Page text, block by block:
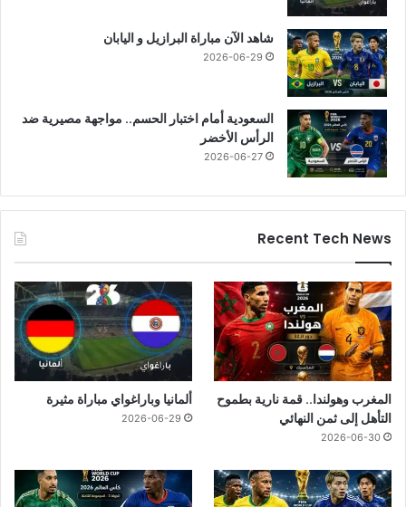
شاهد الآن مباراة البرازيل و اليابان
2026-06-29
السعودية أمام اختبار الحسم.. مواجهة مصيرية ضد
الرأس الأخضر
2026-06-27
Recent Tech News
المغرب وهولندا.. قمة نارية بطموح
التأهل إلى ثمن النهائي
2026-06-30
ألمانيا وباراغواي مباراة مثيرة
2026-06-29